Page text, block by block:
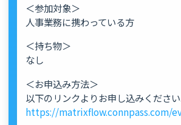
＜参加対象＞
人事業務に携わっている方
＜持ち物＞
なし
＜お申込み方法＞
以下のリンクよりお申し込みください
https://matrixflow.connpass.com/